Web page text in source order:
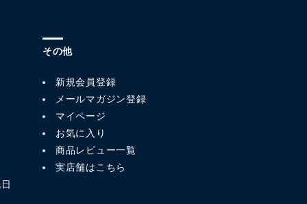
その他
新規会員登録
メールマガジン登録
マイページ
お気に入り
商品レビュー一覧
実店舗はこちら